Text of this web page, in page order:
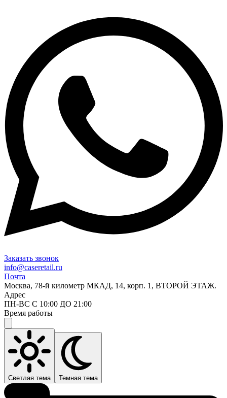
Заказать звонок
info@caseretail.ru
Почта
Москва, 78-й километр МКАД, 14, корп. 1, ВТОРОЙ ЭТАЖ.
Адрес
ПН-ВС С 10:00 ДО 21:00
Время работы
Светлая тема Темная тема